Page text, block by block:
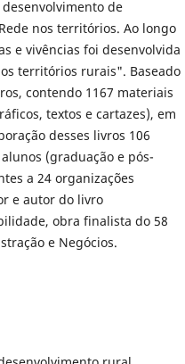
de
nos territórios. Ao longo
e vivências foi desenvolvida
territórios rurais". Baseado
contendo 1167 materiais
textos e cartazes), em
desses livros 106
(graduação e pós-
a 24 organizações
e autor do livro
obra finalista do 58
e Negócios.